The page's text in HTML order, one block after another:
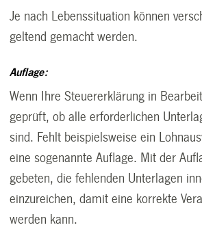
Je nach Lebenssituation können
geltend gemacht werden.
Auflage:
Wenn Ihre Steuererklärung in
geprüft, ob alle erforderlichen
sind. Fehlt beispielsweise ein
eine sogenannte Auflage. Mit der
gebeten, die fehlenden Unterlagen
einzureichen, damit eine korrekte
werden kann.